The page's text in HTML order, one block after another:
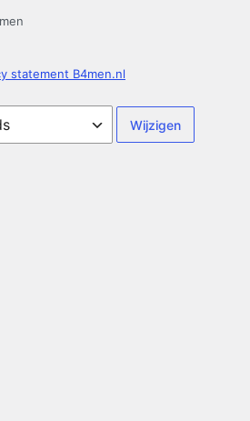
statement B4men.nl